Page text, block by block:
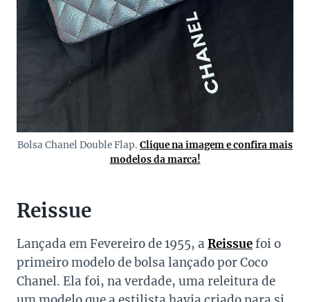
Bolsa Chanel Double Flap. Clique na imagem e confira mais
modelos da marca!
Reissue
Lançada em Fevereiro de 1955, a Reissuefoi o
primeiro modelo de bolsa lançado por Coco
Chanel. Ela foi, na verdade, uma releitura de